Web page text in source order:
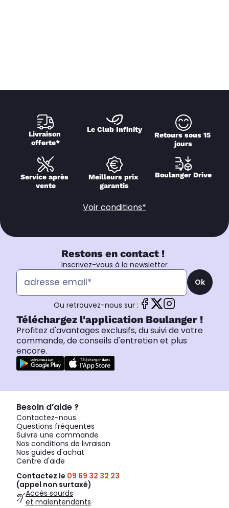
Livraison
offerte*
Le Club Infinity
Retours sous 15
jours
Service après
vente
Meilleurs prix
garantis
Boulanger Drive
Voir conditions*
Restons en contact !
Inscrivez-vous à la newsletter
Ok
Ou retrouvez-nous sur :
Téléchargez l'application Boulanger !
Profitez d'avantages exclusifs, du suivi de votre
commande, de conseils d'entretien et plus
encore.
Besoin d’aide ?
Contactez-nous
Questions fréquentes
Suivre une commande
Nos conditions de livraison
Nos guides d'achat
Centre d'aide
Contactez le 09 69 32 32 23
(appel non surtaxé)
Accès sourds
et malentendants